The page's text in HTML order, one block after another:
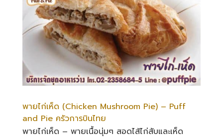
พายไก่เห็ด (Chicken Mushroom Pie) – Puff
and Pie ครัวการบินไทย
พายไก่เห็ด – พายเนื้อนุ่มๆ สอดไส้ไก่สับและเห็ด